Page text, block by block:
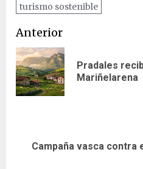
turismo sostenible
Navegación
de
entradas
Anterior
Pradales
Mariñelarena
Siguiente
Campaña vasca contra